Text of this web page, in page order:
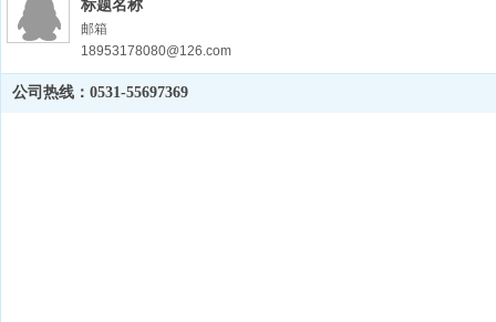
标题名称
邮箱
18953178080@126.com
标题名称
公司热线：0531-55697369